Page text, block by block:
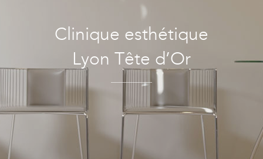
Clinique esthétique
Lyon Tête d’Or